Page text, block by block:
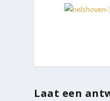
Laat een